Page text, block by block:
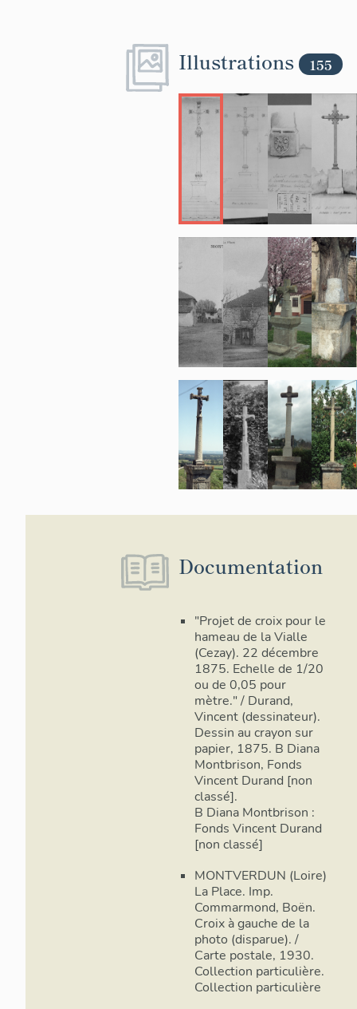
Illustrations 155
Documentation
"Projet de croix pour le
hameau de la Vialle
(Cezay). 22 décembre
1875. Echelle de 1/20
ou de 0,05 pour
mètre." / Durand,
Vincent (dessinateur).
Dessin au crayon sur
papier, 1875. B Diana
Montbrison, Fonds
Vincent Durand [non
classé].
B Diana Montbrison :
Fonds Vincent Durand
[non classé]
MONTVERDUN (Loire)
La Place. Imp.
Commarmond, Boën.
Croix à gauche de la
photo (disparue). /
Carte postale, 1930.
Collection particulière.
Collection particulière